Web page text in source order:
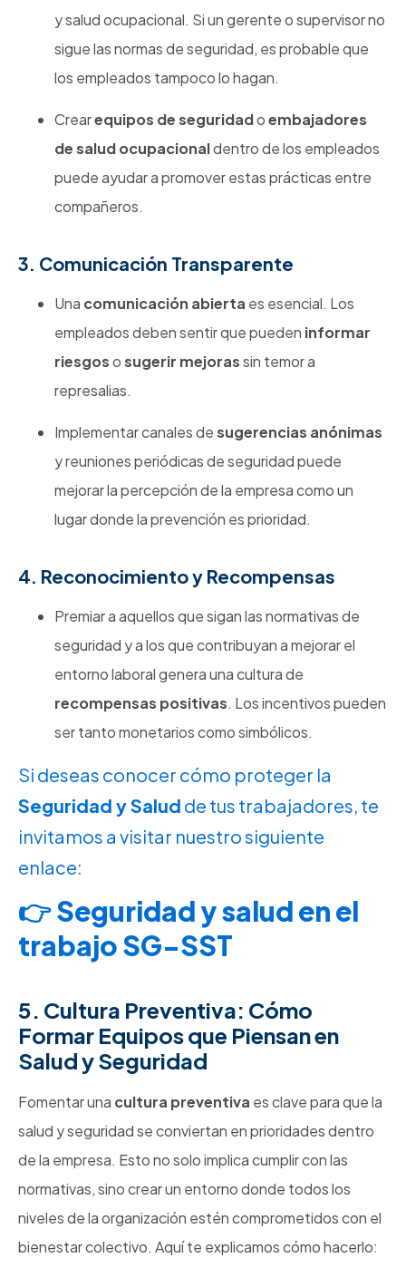
y salud ocupacional. Si un gerente o supervisor no
sigue las normas de seguridad, es probable que
los empleados tampoco lo hagan.
Crearequipos de seguridadoembajadores
de salud ocupacionaldentro de los empleados
puede ayudar a promover estas prácticas entre
compañeros.
3. Comunicación Transparente
Una comunicación abierta es esencial. Los
empleados deben sentir que pueden informar
riesgososugerir mejorassin temor a
represalias.
Implementar canales desugerencias anónimas
y reuniones periódicas de seguridad puede
mejorar la percepción de la empresa como un
lugar donde la prevención es prioridad.
4. Reconocimiento y Recompensas
Premiar a aquellos que sigan las normativas de
seguridad y a los que contribuyan a mejorar el
entorno laboral genera una cultura de
recompensas positivas. Los incentivos pueden
ser tanto monetarios como simbólicos.
Si deseas conocer cómo proteger la
Seguridad y Salud de tus trabajadores, te
invitamos a visitar nuestro siguiente
enlace:
Seguridad y salud en el
trabajo SG-SST
5. Cultura Preventiva: Cómo
Formar Equipos que Piensan en
Salud y Seguridad
Fomentar una cultura preventiva es clave para que la
salud y seguridad se conviertan en prioridades dentro
de la empresa. Esto no solo implica cumplir con las
normativas, sino crear un entorno donde todos los
niveles de la organización estén comprometidos con el
bienestar colectivo. Aquí te explicamos cómo hacerlo: